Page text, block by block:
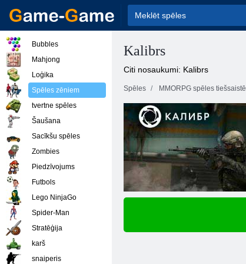
Kalibrs
Citi nosaukumi: Kalibrs
Spēles MMORPG spēles tiešsaistē
Bubbles
Mahjong
Loģika
Spēles zēniem
tvertne spēles
Šaušana
Sacīkšu spēles
Zombies
Piedzīvojums
Futbols
Lego NinjaGo
Spider-Man
Stratēģija
karš
snaiperis